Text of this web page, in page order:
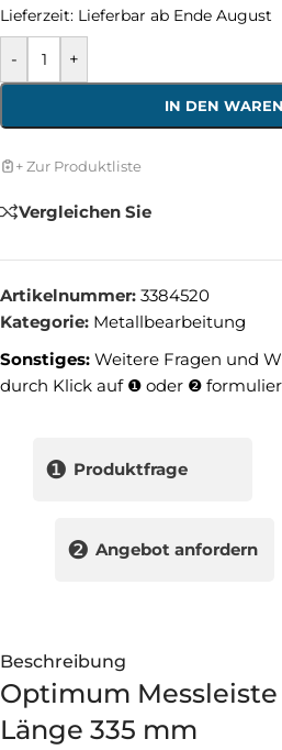
Lieferzeit: Lieferbar ab Ende August
- +
IN DEN
+ Zur Produktliste
Vergleichen Sie
Artikelnummer: 3384520
Kategorie: Metallbearbeitung
Sonstiges: Weitere Fragen und
durch Klick auf ❶ oder ❷
❶ Produktfrage
❷ Angebot anfordern
Beschreibung
Optimum Messleiste
Länge 335 mm